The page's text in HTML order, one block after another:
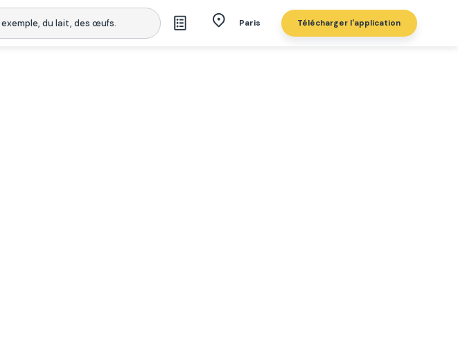
Paris Télécharger l'application